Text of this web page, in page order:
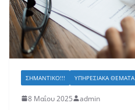
ΣΗΜΑΝΤΙΚΌ!!! ΥΠΗΡΕΣΙΑΚΆ ΘΈΜΑΤΑ
8 Μαΐου 2025 admin